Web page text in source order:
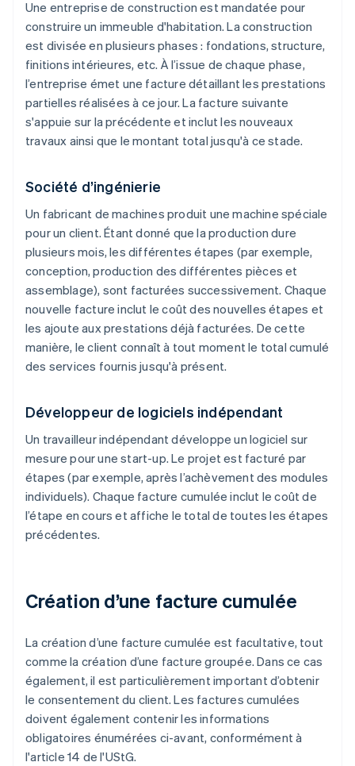
Une entreprise de construction est mandatée pour
construire un immeuble d'habitation. La construction
est divisée en plusieurs phases : fondations, structure,
finitions intérieures, etc. À l’issue de chaque phase,
l’entreprise émet une facture détaillant les prestations
partielles réalisées à ce jour. La facture suivante
s'appuie sur la précédente et inclut les nouveaux
travaux ainsi que le montant total jusqu'à ce stade.
Société d’ingénierie
Un fabricant de machines produit une machine spéciale
pour un client. Étant donné que la production dure
plusieurs mois, les différentes étapes (par exemple,
conception, production des différentes pièces et
assemblage), sont facturées successivement. Chaque
nouvelle facture inclut le coût des nouvelles étapes et
les ajoute aux prestations déjà facturées. De cette
manière, le client connaît à tout moment le total cumulé
des services fournis jusqu'à présent.
Développeur de logiciels indépendant
Un travailleur indépendant développe un logiciel sur
mesure pour une start-up. Le projet est facturé par
étapes (par exemple, après l’achèvement des modules
individuels). Chaque facture cumulée inclut le coût de
l’étape en cours et affiche le total de toutes les étapes
précédentes.
Création d’une facture cumulée
La création d’une facture cumulée est facultative, tout
comme la création d’une facture groupée. Dans ce cas
également, il est particulièrement important d’obtenir
le consentement du client. Les factures cumulées
doivent également contenir les informations
obligatoires énumérées ci-avant, conformément à
l'article 14 de l'UStG.